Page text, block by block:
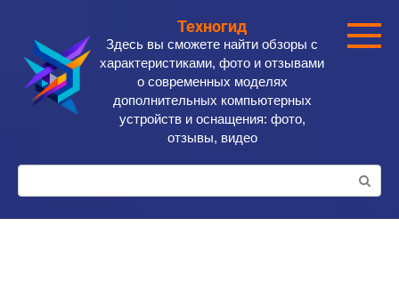
контенту
Техногид
Здесь вы сможете найти обзоры с
характеристиками, фото и отзывами
о современных моделях
дополнительных компьютерных
устройств и оснащения: фото,
отзывы, видео
Поиск: